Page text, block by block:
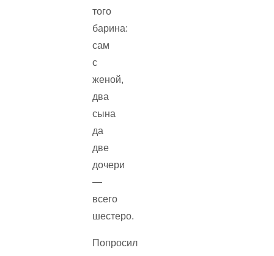
того
барина:
сам
с
женой,
два
сына
да
две
дочери
—
всего
шестеро.
Попросил